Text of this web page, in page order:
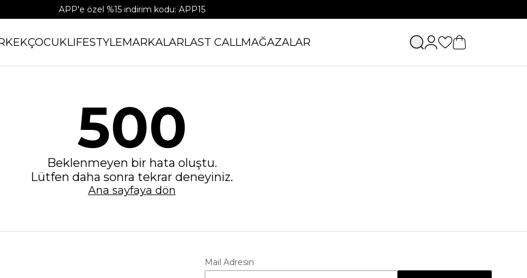
APP'e özel %15 indirim kodu: APP15
ÇOCUKLIFESTYLEMARKALARLAST CALLMAĞAZALAR
500
Beklenmeyen bir hata oluştu.
Lütfen daha sonra tekrar deneyiniz.
Ana sayfaya dön
Mail Adresin